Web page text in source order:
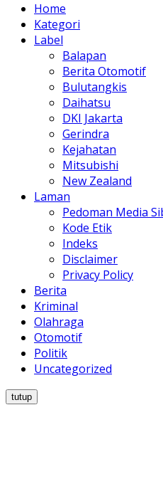
Home
Kategori
Label
Balapan
Berita Otomotif
Bulutangkis
Daihatsu
DKI Jakarta
Gerindra
Kejahatan
Mitsubishi
New Zealand
Laman
Pedoman Media
Kode Etik
Indeks
Disclaimer
Privacy Policy
Berita
Kriminal
Olahraga
Otomotif
Politik
Uncategorized
tutup